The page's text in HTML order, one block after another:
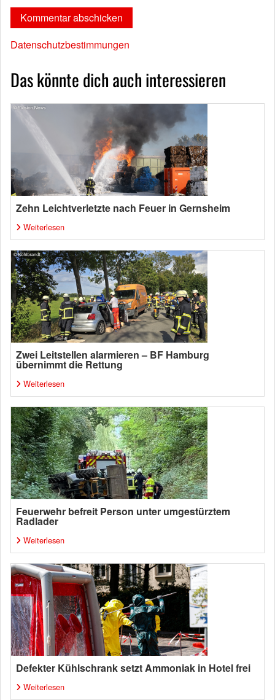
Datenschutzbestimmungen
Das könnte dich auch interessieren
Zehn Leichtverletzte nach Feuer in Gernsheim
Weiterlesen
Zwei Leitstellen alarmieren – BF Hamburg
übernimmt die Rettung
Weiterlesen
Feuerwehr befreit Person unter umgestürztem
Radlader
Weiterlesen
Defekter Kühlschrank setzt Ammoniak in Hotel frei
Weiterlesen